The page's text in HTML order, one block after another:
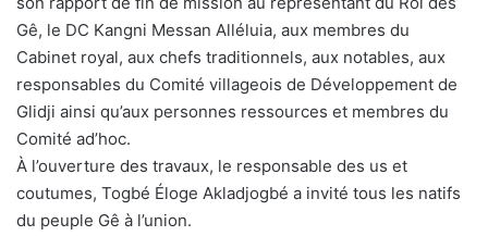
Gê, le DC Kangni Messan Alléluia, aux membres du
Cabinet royal, aux chefs traditionnels, aux notables, aux
responsables du Comité villageois de Développement de
Glidji ainsi qu’aux personnes ressources et membres du
Comité ad’hoc.
À l’ouverture des travaux, le responsable des us et
coutumes, Togbé Éloge Akladjogbé a invité tous les natifs
du peuple Gê à l’union.